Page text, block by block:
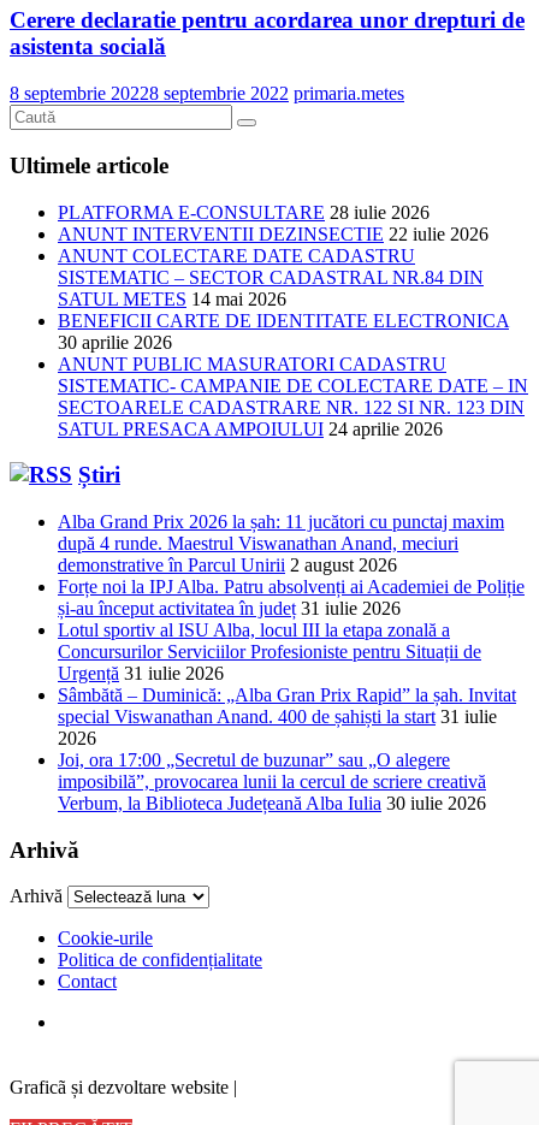
Cerere declaratie pentru acordarea unor drepturi de
asistenta socială
8 septembrie 20228 septembrie 2022 primaria.metes
Ultimele articole
PLATFORMA E-CONSULTARE 28 iulie 2026
ANUNT INTERVENTII DEZINSECTIE 22 iulie 2026
ANUNT COLECTARE DATE CADASTRU
SISTEMATIC – SECTOR CADASTRAL NR.84 DIN
SATUL METES 14 mai 2026
BENEFICII CARTE DE IDENTITATE ELECTRONICA
30 aprilie 2026
ANUNT PUBLIC MASURATORI CADASTRU
SISTEMATIC- CAMPANIE DE COLECTARE DATE – IN
SECTOARELE CADASTRARE NR. 122 SI NR. 123 DIN
SATUL PRESACA AMPOIULUI 24 aprilie 2026
Știri
Alba Grand Prix 2026 la șah: 11 jucători cu punctaj maxim
după 4 runde. Maestrul Viswanathan Anand, meciuri
demonstrative în Parcul Unirii 2 august 2026
Forțe noi la IPJ Alba. Patru absolvenți ai Academiei de Poliție
și-au început activitatea în județ 31 iulie 2026
Lotul sportiv al ISU Alba, locul III la etapa zonală a
Concursurilor Serviciilor Profesioniste pentru Situații de
Urgență 31 iulie 2026
Sâmbătă – Duminică: „Alba Gran Prix Rapid” la șah. Invitat
special Viswanathan Anand. 400 de șahiști la start 31 iulie
2026
Joi, ora 17:00 „Secretul de buzunar” sau „O alegere
imposibilă”, provocarea lunii la cercul de scriere creativă
Verbum, la Biblioteca Județeană Alba Iulia 30 iulie 2026
Arhivă
Arhivă
Cookie-urile
Politica de confidențialitate
Contact
Graficã și dezvoltare website |